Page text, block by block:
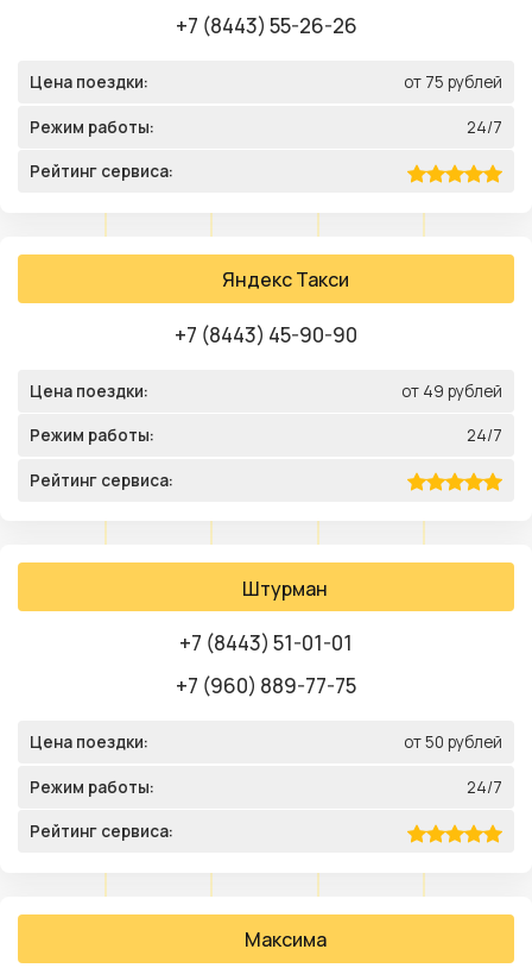
+7 (8443) 55-26-26
Цена поездки: от 75 рублей
Режим работы: 24/7
Рейтинг сервиса:
Яндекс Такси
+7 (8443) 45-90-90
Цена поездки: от 49 рублей
Режим работы: 24/7
Рейтинг сервиса:
Штурман
+7 (8443) 51-01-01
+7 (960) 889-77-75
Цена поездки: от 50 рублей
Режим работы: 24/7
Рейтинг сервиса:
Максима